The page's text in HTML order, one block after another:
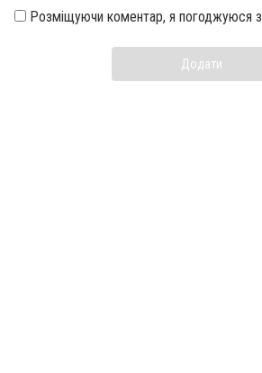
Розміщуючи коментар, я погоджуюся з
Додати